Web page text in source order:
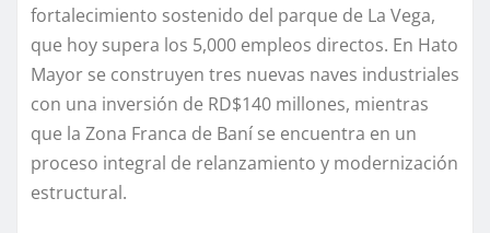
fortalecimiento sostenido del parque de La Vega,
que hoy supera los 5,000 empleos directos. En Hato
Mayor se construyen tres nuevas naves industriales
con una inversión de RD$140 millones, mientras
que la Zona Franca de Baní se encuentra en un
proceso integral de relanzamiento y modernización
estructural.